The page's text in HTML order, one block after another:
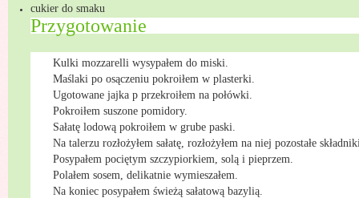
cukier do smaku
Przygotowanie
Kulki mozzarelli wysypałem do miski.
Maślaki po osączeniu pokroiłem w plasterki.
Ugotowane jajka p przekroiłem na połówki.
Pokroiłem suszone pomidory.
Sałatę lodową pokroiłem w grube paski.
Na talerzu rozłożyłem sałatę, rozłożyłem na niej pozostałe
Posypałem pociętym szczypiorkiem, solą i pieprzem.
Polałem sosem, delikatnie wymieszałem.
Na koniec posypałem świeżą sałatową bazylią.